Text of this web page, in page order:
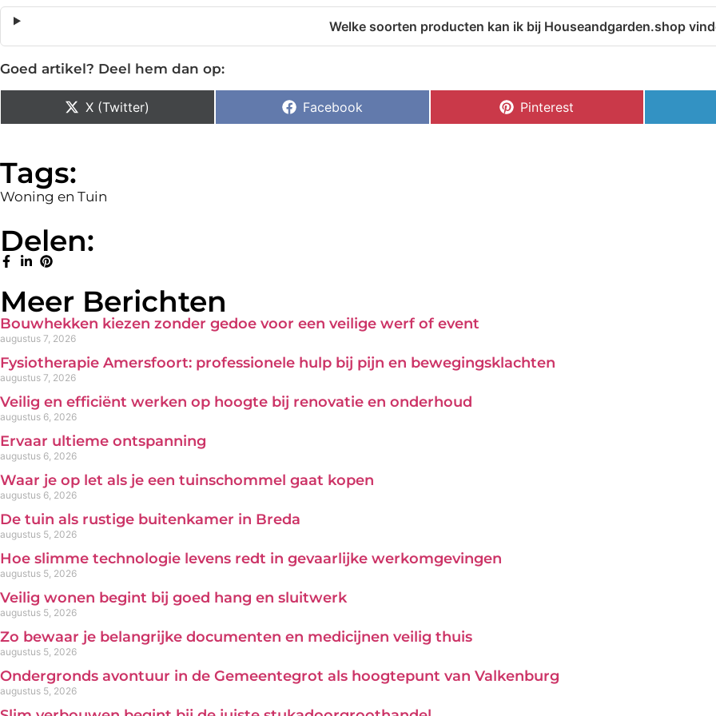
Welke soorten producten kan ik bij Houseandgarden.shop
Goed artikel? Deel hem dan op:
X (Twitter) Facebook Pinterest
Tags:
Woning en Tuin
Delen:
Meer Berichten
Bouwhekken kiezen zonder gedoe voor een veilige werf of event
augustus 7, 2026
Fysiotherapie Amersfoort: professionele hulp bij pijn en bewegingsklachten
augustus 7, 2026
Veilig en efficiënt werken op hoogte bij renovatie en onderhoud
augustus 6, 2026
Ervaar ultieme ontspanning
augustus 6, 2026
Waar je op let als je een tuinschommel gaat kopen
augustus 6, 2026
De tuin als rustige buitenkamer in Breda
augustus 5, 2026
Hoe slimme technologie levens redt in gevaarlijke werkomgevingen
augustus 5, 2026
Veilig wonen begint bij goed hang en sluitwerk
augustus 5, 2026
Zo bewaar je belangrijke documenten en medicijnen veilig thuis
augustus 5, 2026
Ondergronds avontuur in de Gemeentegrot als hoogtepunt van Valkenburg
augustus 5, 2026